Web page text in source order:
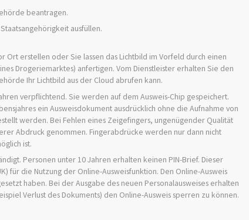
beantragen.
ausfüllen.
Ort erstellen oder Sie lassen das Lichtbild im Vorfeld durch einen
Drogeriemarktes) anfertigen. Vom Dienstleister erhalten Sie den
Ihr Lichtbild aus der Cloud abrufen kann.
verpflichtend. Sie werden auf dem Ausweis-Chip gespeichert.
ein Ausweisdokument ausdrücklich ohne die Aufnahme von
werden. Bei Fehlen eines Zeigefingers, ungenügender Qualität
Abdruck genommen. Fingerabdrücke werden nur dann nicht
ist.
Personen unter 10 Jahren erhalten keinen PIN-Brief. Dieser
für die Nutzung der Online-Ausweisfunktion. Den Online-Ausweis
haben. Bei der Ausgabe des neuen Personalausweises erhalten
Verlust des Dokuments) den Online-Ausweis sperren zu können.